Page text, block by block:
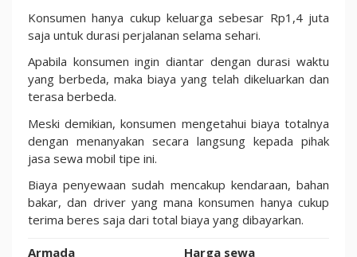
Konsumen hanya cukup keluarga sebesar Rp1,4 juta
saja untuk durasi perjalanan selama sehari.
Apabila konsumen ingin diantar dengan durasi waktu
yang berbeda, maka biaya yang telah dikeluarkan dan
terasa berbeda.
Meski demikian, konsumen mengetahui biaya totalnya
dengan menanyakan secara langsung kepada pihak
jasa sewa mobil tipe ini.
Biaya penyewaan sudah mencakup kendaraan, bahan
bakar, dan driver yang mana konsumen hanya cukup
terima beres saja dari total biaya yang dibayarkan.
Armada Harga sewa